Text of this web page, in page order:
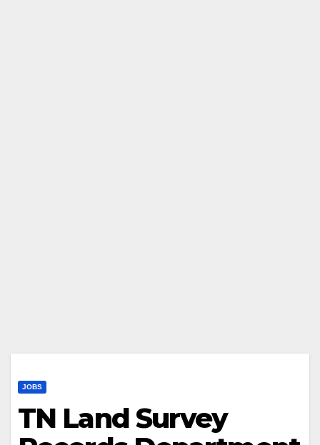
JOBS
TN Land Survey